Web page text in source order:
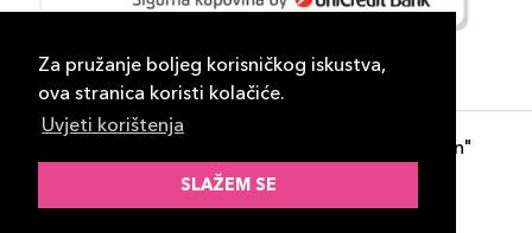
Za pružanje boljeg korisničkog iskustva,
ova stranica koristi kolačiće.
Uvjeti korištenja
SLAŽEM SE
- "DP Lux Distribution"
d.o.o. Banja Luka
ID-S Consulting d.o.o. Sarajevo